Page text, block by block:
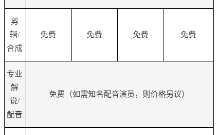
剪
辑/
合成
免费 免费 免费 免费
专业
解
说/
配音
免费（如需知名配音演员，则价格另议）